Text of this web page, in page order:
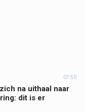
07:50
na uithaal naar
dit is er